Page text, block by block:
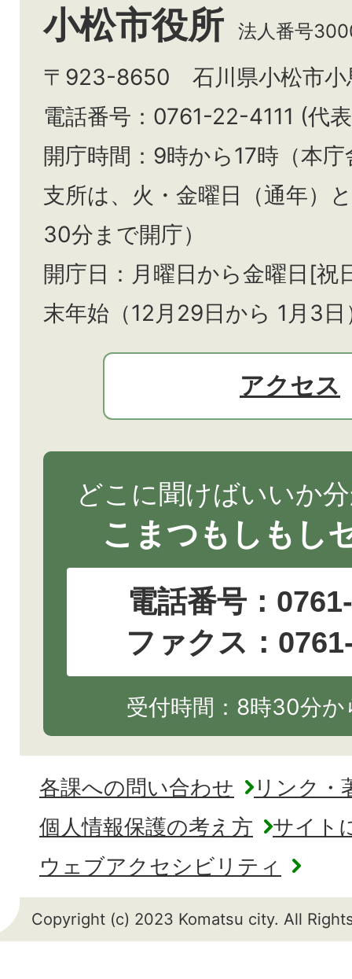
小松市役所 法人番号
〒923-8650 石川県小松市小
電話番号：0761-22-4111 (代
開庁時間：9時から17時（本
支所は、火・金曜日（通年）と
30分まで開庁）
開庁日：月曜日から金曜日[祝
末年始（12月29日から 1月3
アクセス
どこに聞けばいいか
こまつもしもし
電話番号：
ファクス：
受付時間：8時30分
各課への問い合わせ
リンク・
個人情報保護の考え方
サイト
ウェブアクセシビリティ
Copyright (c) 2023 Komatsu city. All